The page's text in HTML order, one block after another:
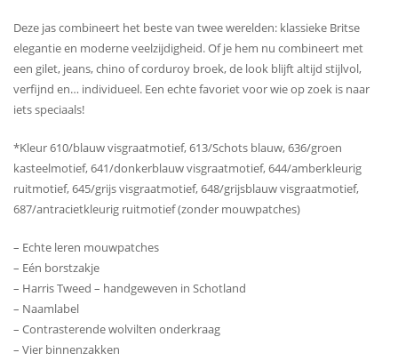
Deze jas combineert het beste van twee werelden: klassieke Britse
elegantie en moderne veelzijdigheid. Of je hem nu combineert met
een gilet, jeans, chino of corduroy broek, de look blijft altijd stijlvol,
verfijnd en… individueel. Een echte favoriet voor wie op zoek is naar
iets speciaals!
*Kleur 610/blauw visgraatmotief, 613/Schots blauw, 636/groen
kasteelmotief, 641/donkerblauw visgraatmotief, 644/amberkleurig
ruitmotief, 645/grijs visgraatmotief, 648/grijsblauw visgraatmotief,
687/antracietkleurig ruitmotief (zonder mouwpatches)
– Echte leren mouwpatches
– Eén borstzakje
– Harris Tweed – handgeweven in Schotland
– Naamlabel
– Contrasterende wolvilten onderkraag
– Vier binnenzakken